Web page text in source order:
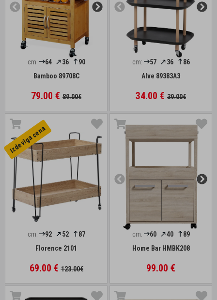
cm: 64 36
90
Bamboo 89708C
79.00 € 89.00€
cm: 57 36
86
Alve 89383A3
34.00 € 39.00€
Izdevīga cena
cm: 92 52
87
Florence 2101
69.00 €123.00€
cm: 60 40
89
Home Bar HMBK208
99.00 €